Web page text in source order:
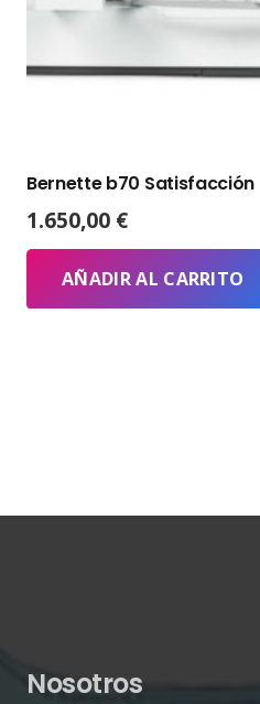
Bernette b70 Satisfacción
1.650,00 €
AÑADIR AL CARRITO
Nosotros